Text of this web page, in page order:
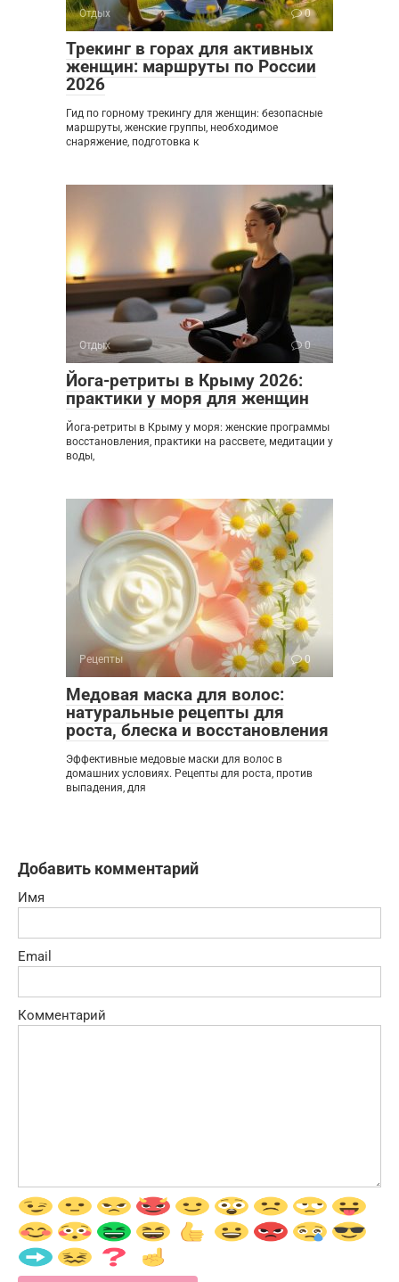
Отдых 0
Трекинг в горах для активных
женщин: маршруты по России
2026
Гид по горному трекингу для женщин: безопасные
маршруты, женские группы, необходимое
снаряжение, подготовка к
Отдых 0
Йога-ретриты в Крыму 2026:
практики у моря для женщин
Йога-ретриты в Крыму у моря: женские программы
восстановления, практики на рассвете, медитации у
воды,
Рецепты 0
Медовая маска для волос:
натуральные рецепты для
роста, блеска и восстановления
Эффективные медовые маски для волос в
домашних условиях. Рецепты для роста, против
выпадения, для
Добавить комментарий
Имя
Email
Комментарий